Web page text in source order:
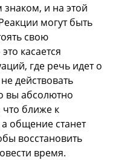
и на этой
могут быть
свою
касается
где речь идет о
действовать
вы абсолютно
ближе к
общение станет
восстановить
время.